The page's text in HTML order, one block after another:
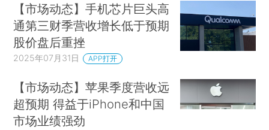
【市场动态】手机芯片巨头高
通第三财季营收增长低于预期
股价盘后重挫
2025年07月31日 APP打开
【市场动态】苹果季度营收远
超预期 得益于iPhone和中国
市场业绩强劲